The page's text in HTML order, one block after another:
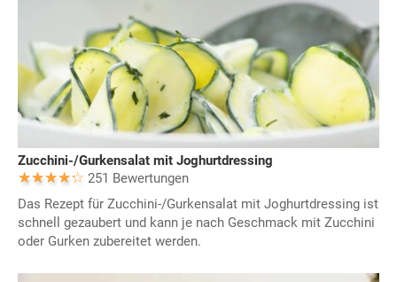
Zucchini-/Gurkensalat mit Joghurtdressing
251 Bewertungen
Das Rezept für Zucchini-/Gurkensalat mit Joghurtdressing ist
schnell gezaubert und kann je nach Geschmack mit Zucchini
oder Gurken zubereitet werden.